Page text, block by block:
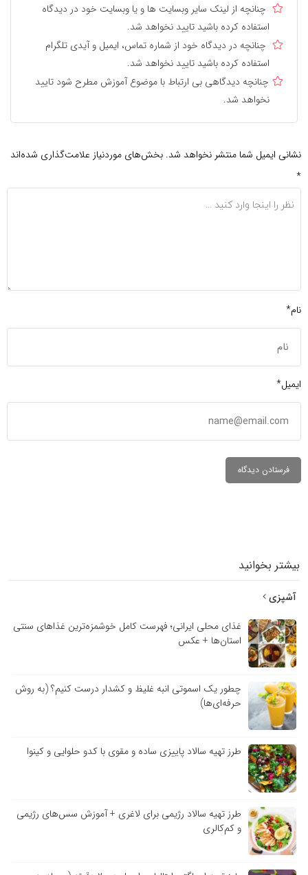
چنانچه از لینک سایر وبسایت ها و یا وبسایت خود در دیدگاه
استفاده کرده باشید تایید نخواهد شد.
چنانچه در دیدگاه خود از شماره تماس، ایمیل و آیدی تلگرام
استفاده کرده باشید تایید نخواهد شد.
چنانچه دیدگاهی بی ارتباط با موضوع آموزش مطرح شود تایید
نخواهد شد.
نشانی ایمیل شما منتشر نخواهد شد. بخش‌های موردنیاز علامت‌گذاری شده‌اند
*
نام*
ایمیل*
بیشتر بخوانید
آشپزی
غذای محلی ایرانی؛ فهرست کامل خوشمزه‌ترین غذاهای سنتی
استان‌ها + عکس
چطور یک اسموتی انبه غلیظ و کشدار درست کنیم؟ (به روش
حرفه‌ای‌ها)
طرز تهیه سالاد پاییزی ساده و مقوی با کدو حلوایی و کینوا
طرز تهیه سالاد رژیمی برای لاغری + آموزش سس‌های رژیمی
و کم‌کالری